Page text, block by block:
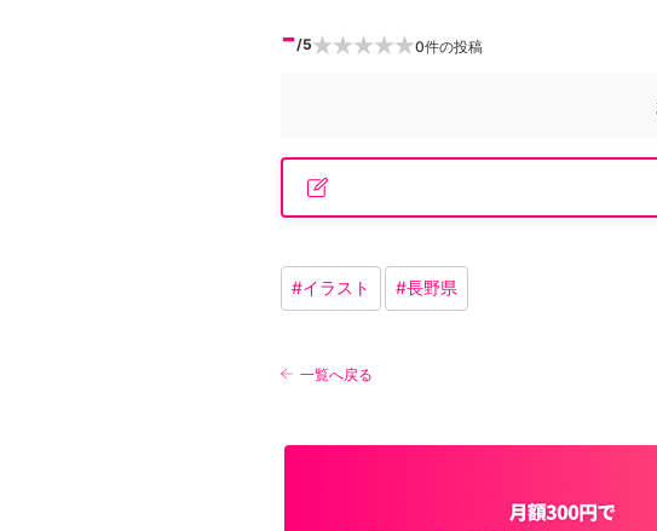
-/5 0件の投稿
#イラスト #長野県
一覧へ戻る